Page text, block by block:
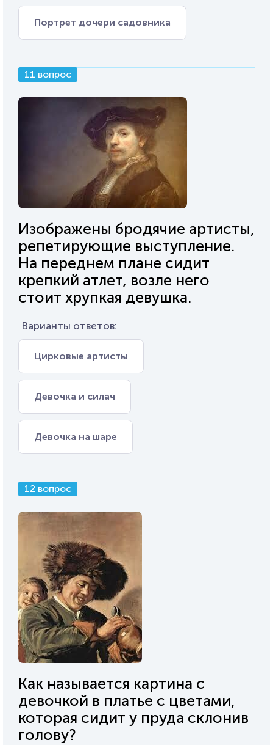
Портрет дочери садовника
11 вопрос
Изображены бродячие артисты,
репетирующие выступление.
На переднем плане сидит
крепкий атлет, возле него
стоит хрупкая девушка.
Варианты ответов:
Цирковые артисты
Девочка и силач
Девочка на шаре
12 вопрос
Как называется картина с
девочкой в платье с цветами,
которая сидит у пруда склонив
голову?